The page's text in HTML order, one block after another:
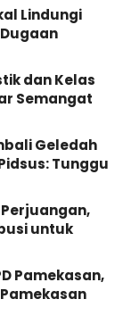
Lindungi
dan Kelas
Semangat
Geledah
Tunggu
untuk
Pamekasan,